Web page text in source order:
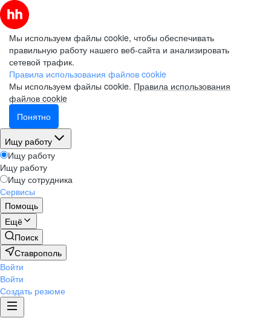
Мы используем файлы cookie, чтобы обеспечивать
правильную работу нашего веб-сайта и анализировать
сетевой трафик.
Правила использования файлов cookie
Мы используем файлы cookie. Правила использования
файлов cookie
Понятно
Ищу работу
Ищу работу
Ищу работу
Ищу сотрудника
Сервисы
Помощь
Ещё
Поиск
Ставрополь
Войти
Войти
Создать резюме